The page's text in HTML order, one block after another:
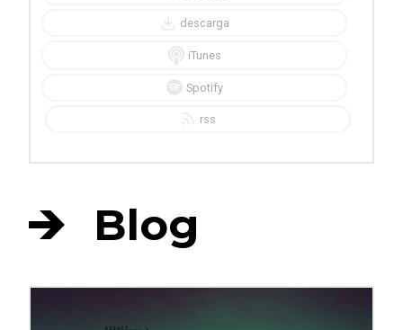
descarga
iTunes
Spotify
rss
Blog